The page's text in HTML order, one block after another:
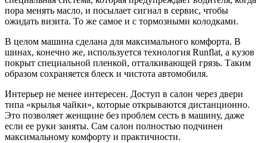
пора менять масло, и посылает сигнал в сервис, чтобы
ожидать визита. То же самое и с тормозными колодками.
В целом машина сделана для максимального комфорта. В
шинах, конечно же, используется технология Runflat, а кузов
покрыт специальной пленкой, отталкивающей грязь. Таким
образом сохраняется блеск и чистота автомобиля.
Интерьер не менее интересен. Доступ в салон через двери
типа «крылья чайки», которые открываются дистанционно.
Это позволяет женщине без проблем сесть в машину, даже
если ее руки заняты. Сам салон полностью подчинен
максимальному комфорту и практичности.